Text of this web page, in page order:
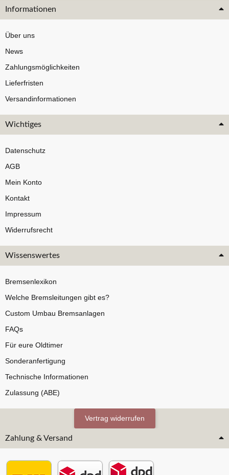
Informationen
Über uns
News
Zahlungsmöglichkeiten
Lieferfristen
Versandinformationen
Wichtiges
Datenschutz
AGB
Mein Konto
Kontakt
Impressum
Widerrufsrecht
Wissenswertes
Bremsenlexikon
Welche Bremsleitungen gibt es?
Custom Umbau Bremsanlagen
FAQs
Für eure Oldtimer
Sonderanfertigung
Technische Informationen
Zulassung (ABE)
Vertrag widerrufen
Zahlung & Versand